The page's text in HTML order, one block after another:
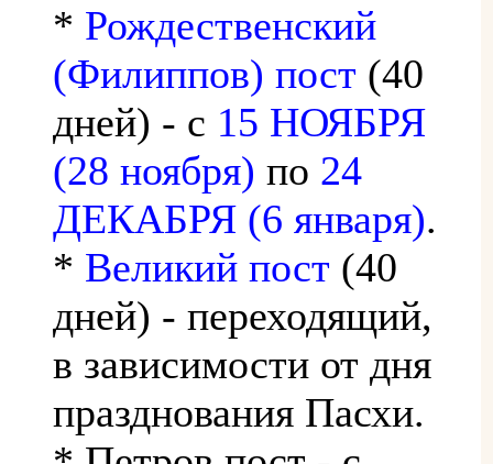
* Рождественский
(Филиппов) пост (40
дней) - с 15 НОЯБРЯ
(28 ноября) по 24
ДЕКАБРЯ (6 января).
* Великий пост (40
дней) - переходящий,
в зависимости от дня
празднования Пасхи.